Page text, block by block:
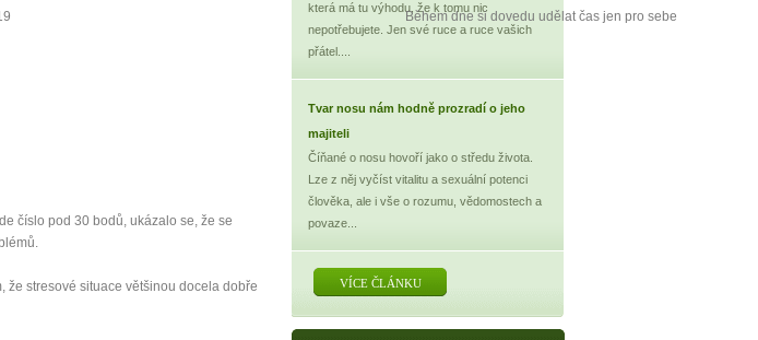
Během dne si dovedu udělat čas jen pro sebe
číslo pod 30 bodů, ukázalo se, že se
že stresové situace většinou docela dobře
která má tu výhodu, že k tomu nic
nepotřebujete. Jen své ruce a ruce vašich
přátel....
Tvar nosu nám hodně prozradí o jeho
majiteli
Číňané o nosu hovoří jako o středu života.
Lze z něj vyčíst vitalitu a sexuální potenci
člověka, ale i vše o rozumu, vědomostech a
povaze...
VÍCE ČLÁNKU